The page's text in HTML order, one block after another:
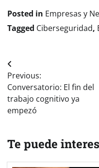
Posted in Empresas y
Tagged Ciberseguridad,
Navegación
de
entradas
Previous:
Conversatorio: El fin del
trabajo cognitivo ya
empezó
Te puede